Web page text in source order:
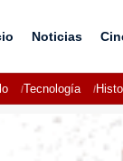
Noticias
Tecnología